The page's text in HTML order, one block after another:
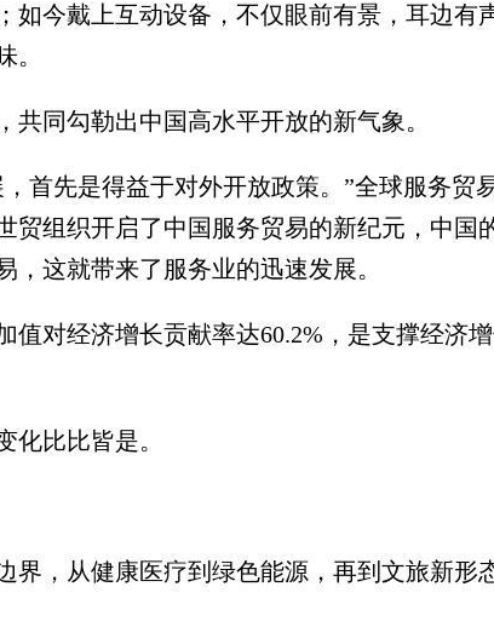
今戴上互动设备，不仅眼前有景，耳边有
。
同勾勒出中国高水平开放的新气象。
先是得益于对外开放政策。”全球服务贸
贸组织开启了中国服务贸易的新纪元，中国
这就带来了服务业的迅速发展。
对经济增长贡献率达60.2%，是支撑经济
比比皆是。
，从健康医疗到绿色能源，再到文旅新形